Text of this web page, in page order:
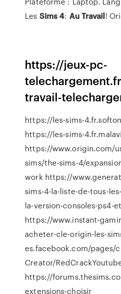
Les Sims4: Au Travail!
https://jeux-pc-
travail-
https://les-sims-
https://les-sims-
https://www.origin.com/
sims/the-sims-4/
work https://
sims-4-la-liste-de-tous-
la-version-consoles-ps4-
https://www.instant-
acheter-cle-origin-les-
es.facebook.com/pages/
Creator/
https://
extensions-choisir